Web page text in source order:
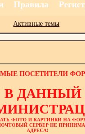
Правила
Активные темы
ПОСЕТИТЕЛИ
ФОТО И КАРТИНКИ НА
СЕРВЕР НЕ
АДРЕСА!